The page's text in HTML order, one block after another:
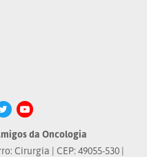
da Oncologia
Cirurgia | CEP: 49055-530 |